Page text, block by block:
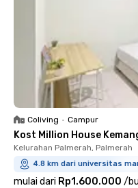
Coliving • Campur
Kost Million House
Kelurahan Palmerah, Palmerah
4.8 km dari universitas
mulai dari Rp1.600.000 /